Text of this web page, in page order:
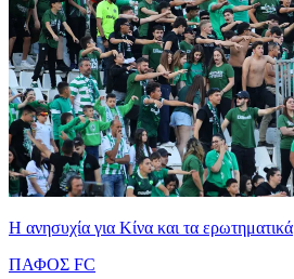
Η ανησυχία για Κίνα και τα ερωτηματικά
ΠΑΦΟΣ FC